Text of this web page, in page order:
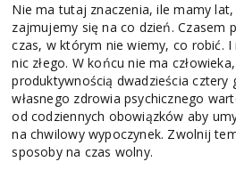
Nie ma tutaj znaczenia, ile mamy
zajmujemy się na co dzień. Czasem
czas, w którym nie wiemy, co robić.
nic złego. W końcu nie ma
produktywnością dwadzieścia cztery
własnego zdrowia psychicznego
od codziennych obowiązków aby
na chwilowy wypoczynek. Zwolnij
sposoby na czas wolny.